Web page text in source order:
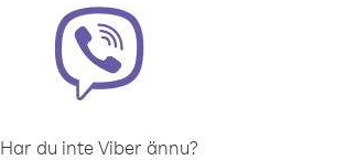
Har du inte Viber ännu?